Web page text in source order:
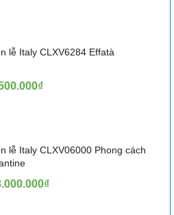
lễ Italy CLXV6284 Effatà
lễ Italy CLXV06000 Phong cách